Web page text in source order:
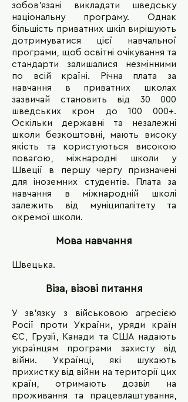
зобов’язані викладати шведську
національну програму. Однак
більшість приватних шкіл вирішують
дотримуватися цієї навчальної
програми, щоб освітні очікування та
стандарти залишалися незмінними
по всій країні. Річна плата за
навчання в приватних школах
зазвичай становить від 30 000
шведських крон до 100 000+.
Оскільки державні та незалежні
школи безкоштовні, мають високу
якість та користуються високою
повагою, міжнародні школи у
Швеції в першу чергу призначені
для іноземних студентів. Плата за
навчання в міжнародній школі
залежить від муніципалітету та
окремої школи.
Мова навчання
Швецька.
Віза, візові питання
У зв'язку з військовою агресією
Росії проти України, уряди країн
ЄС, Грузії, Канади та США надають
українцям програми захисту від
війни. Українці, які шукають
прихистку від війни на території цих
країн, отримають дозвіл на
проживання та працевлаштування,